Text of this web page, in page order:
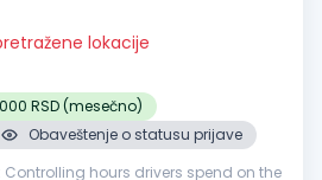
lokacije
RSD (mesečno)
Obaveštenje o statusu prijave